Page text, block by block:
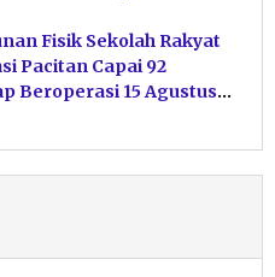
Fisik Sekolah Rakyat
Pacitan Capai 92
Beroperasi 15 Agustus